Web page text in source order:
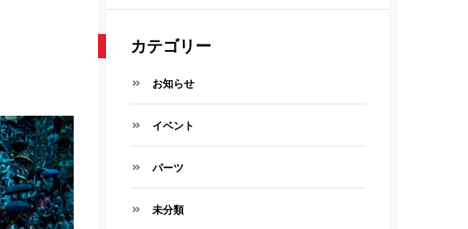
カテゴリー
お知らせ
イベント
パーツ
未分類